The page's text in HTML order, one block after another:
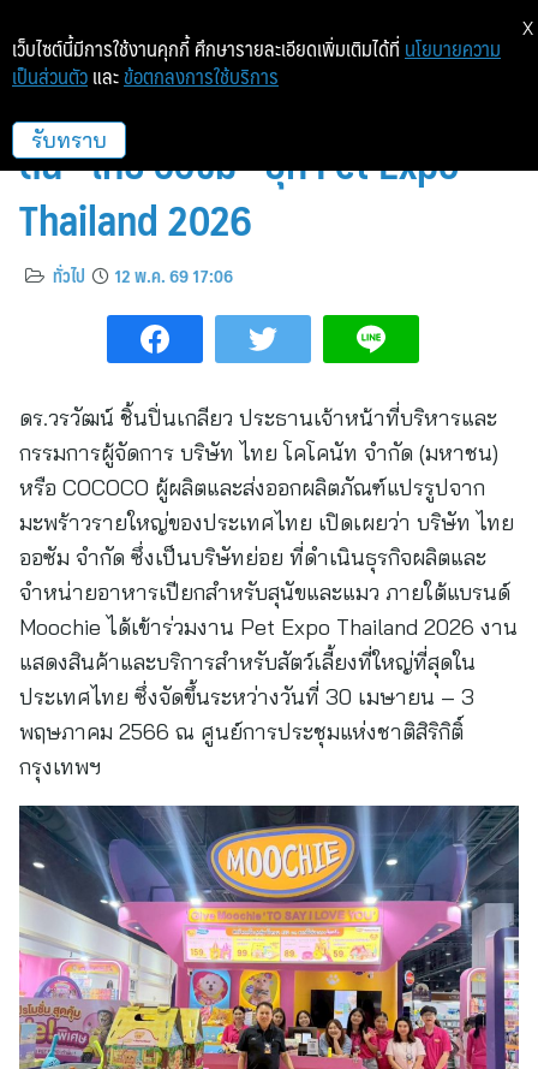
Moochie กระแสแรง! COCOCO
ดัน “ไทย ออซัม” บุก Pet Expo
Thailand 2026
ทั่วไป 12 พ.ค. 69 17:06
ดร.วรวัฒน์ ชิ้นปิ่นเกลียว ประธานเจ้าหน้าที่บริหารและ
กรรมการผู้จัดการ บริษัท ไทย โคโคนัท จำกัด (มหาชน)
หรือ COCOCO ผู้ผลิตและส่งออกผลิตภัณฑ์แปรรูปจาก
มะพร้าวรายใหญ่ของประเทศไทย เปิดเผยว่า บริษัท ไทย
ออซัม จำกัด ซึ่งเป็นบริษัทย่อย ที่ดำเนินธุรกิจผลิตและ
จำหน่ายอาหารเปียกสำหรับสุนัขและแมว ภายใต้แบรนด์
Moochie ได้เข้าร่วมงาน Pet Expo Thailand 2026 งาน
แสดงสินค้าและบริการสำหรับสัตว์เลี้ยงที่ใหญ่ที่สุดใน
ประเทศไทย ซึ่งจัดขึ้นระหว่างวันที่ 30 เมษายน – 3
พฤษภาคม 2566 ณ ศูนย์การประชุมแห่งชาติสิริกิติ์
กรุงเทพฯ
เว็บไซต์นี้มีการใช้งานคุกกี้ ศึกษารายละเอียดเพิ่มเติมได้ที่ นโยบายความ
เป็นส่วนตัว และ ข้อตกลงการใช้บริการ
รับทราบ
X